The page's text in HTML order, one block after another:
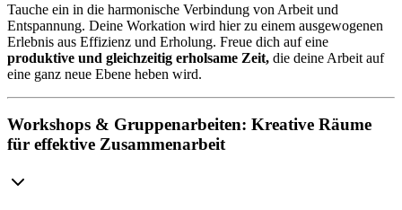
Tauche ein in die harmonische Verbindung von Arbeit und
Entspannung. Deine Workation wird hier zu einem ausgewogenen
Erlebnis aus Effizienz und Erholung. Freue dich auf eine
produktive und gleichzeitig erholsame Zeit, die deine Arbeit auf
eine ganz neue Ebene heben wird.
Workshops & Gruppenarbeiten: Kreative Räume
für effektive Zusammenarbeit